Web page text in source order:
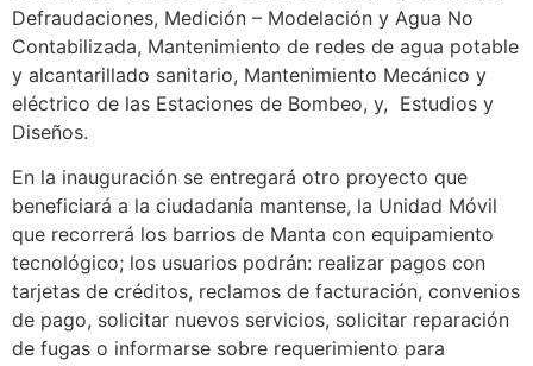
Defraudaciones, Medición – Modelación y Agua No
Contabilizada, Mantenimiento de redes de agua potable
y alcantarillado sanitario, Mantenimiento Mecánico y
eléctrico de las Estaciones de Bombeo, y, Estudios y
Diseños.
En la inauguración se entregará otro proyecto que
beneficiará a la ciudadanía mantense, la Unidad Móvil
que recorrerá los barrios de Manta con equipamiento
tecnológico; los usuarios podrán: realizar pagos con
tarjetas de créditos, reclamos de facturación, convenios
de pago, solicitar nuevos servicios, solicitar reparación
de fugas o informarse sobre requerimiento para